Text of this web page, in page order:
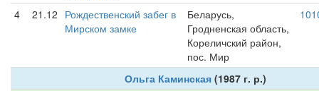
4 21.12 Рождественский забег в
Мирском замке
Беларусь,
Гродненская область,
Кореличский район,
пос. Мир
Ольга Каминская (1987 г. р.)